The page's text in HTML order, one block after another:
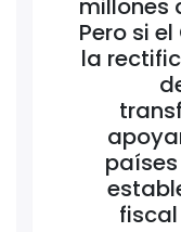
millones
Pero si
la
fiscal